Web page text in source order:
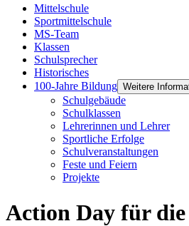
Mittelschule
Sportmittelschule
MS-Team
Klassen
Schulsprecher
Historisches
100-Jahre Bildung Weitere
Schulgebäude
Schulklassen
Lehrerinnen und Lehrer
Sportliche Erfolge
Schulveranstaltungen
Feste und Feiern
Projekte
Action Day für die